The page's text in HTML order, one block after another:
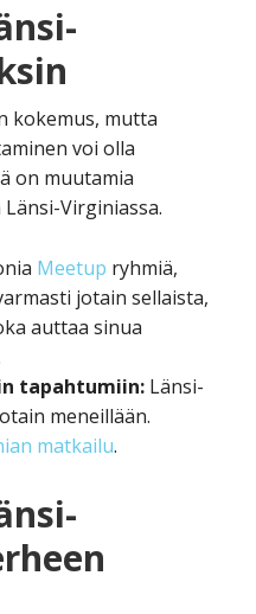
kokemus, mutta
voi olla
on muutamia
Virginiassa.
Meetup ryhmiä,
jotain sellaista,
auttaa sinua
tapahtumiin: Länsi-
meneillään.
matkailu.